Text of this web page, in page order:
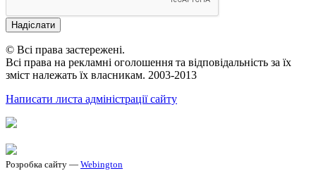
Надіслати
© Всі права застережені.
Всі права на рекламні оголошення та відповідальність за їх
зміст належать їх власникам. 2003-2013
Написати листа адміністрації сайту
Розробка сайту — Webington